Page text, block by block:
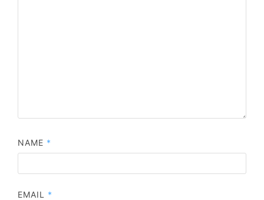
NAME *
EMAIL *